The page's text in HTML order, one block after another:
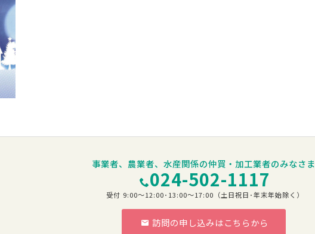
事業者、農業者、水産関係の仲買・加工業者のみなさま
024-502-1117
受付 9:00～12:00･13:00～17:00（土日祝日･年末年始除く）
訪問の申し込みはこちらから